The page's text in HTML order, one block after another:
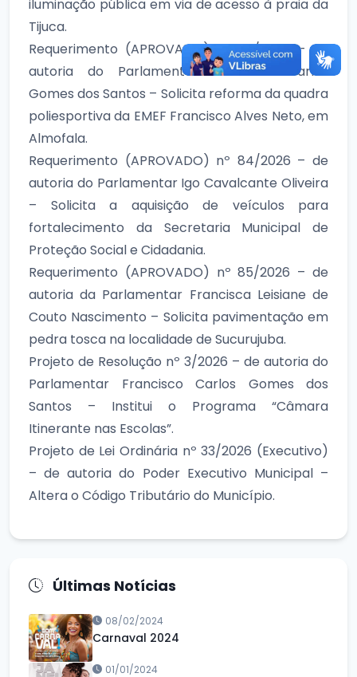
iluminação pública em via de acesso à praia da
Tijuca.
Requerimento (APROVADO) nº 83/2026 – de
autoria do Parlamentar Francisco Carlos
Gomes dos Santos – Solicita reforma da quadra
poliesportiva da EMEF Francisco Alves Neto, em
Almofala.
Requerimento (APROVADO) nº 84/2026 – de
autoria do Parlamentar Igo Cavalcante Oliveira
– Solicita a aquisição de veículos para
fortalecimento da Secretaria Municipal de
Proteção Social e Cidadania.
Requerimento (APROVADO) nº 85/2026 – de
autoria da Parlamentar Francisca Leisiane de
Couto Nascimento – Solicita pavimentação em
pedra tosca na localidade de Sucurujuba.
Projeto de Resolução nº 3/2026 – de autoria do
Parlamentar Francisco Carlos Gomes dos
Santos – Institui o Programa “Câmara
Itinerante nas Escolas”.
Projeto de Lei Ordinária nº 33/2026 (Executivo)
– de autoria do Poder Executivo Municipal –
Altera o Código Tributário do Município.
Últimas Notícias
08/02/2024
Carnaval 2024
01/01/2024